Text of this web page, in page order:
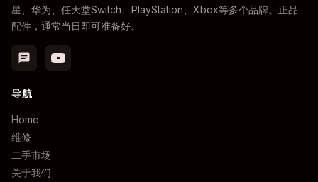
星、华为、任天堂Switch、PlayStation、Xbox等多个品牌。正品
配件，通常当日即可准备好。
chat
导航
Home
维修
二手市场
关于我们